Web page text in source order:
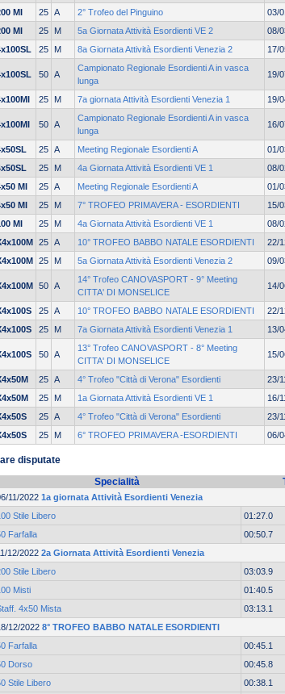
MI 25 A 2° Trofeo del Pinguino 03/
MI
25 M 5a Giornata Attività Esordienti VE 2 08/
25 M 8a Giornata Attività Esordienti Venezia 2 17/
50 A
Campionato Regionale Esordienti A in vasca
lunga
19/
25 M 7a giornata Attività Esordienti Venezia 1 19/
50 A
Campionato Regionale Esordienti A in vasca
lunga
16/
25 A Meeting Regionale Esordienti A 01/
25 M 4a Giornata Attività Esordienti VE 1 08/
MI
25 A Meeting Regionale Esordienti A 01/
MI
25 M 7° TROFEO PRIMAVERA - ESORDIENTI 15/
MI
25 M 4a Giornata Attività Esordienti VE 1 08/
25 A 10° TROFEO BABBO NATALE ESORDIENTI 22/
25 M 5a Giornata Attività Esordienti Venezia 2 09/
50 A
14° Trofeo CANOVASPORT - 9° Meeting
CITTA' DI MONSELICE
14/
25 A 10° TROFEO BABBO NATALE ESORDIENTI 22/
25 M 7a Giornata Attività Esordienti Venezia 1 13/
50 A
13° Trofeo CANOVASPORT - 8° Meeting
CITTA' DI MONSELICE
15/
25 A 4° Trofeo "Città di Verona" Esordienti 23/
25 M 1a Giornata Attività Esordienti VE 1 16/
25 A 4° Trofeo "Città di Verona" Esordienti 23/
25 M 6° TROFEO PRIMAVERA -ESORDIENTI 06/
disputate
Specialità
11/2022 1a giornata Attività Esordienti Venezia
Stile Libero
01:27.0
Farfalla
00:50.7
12/2022 2a Giornata Attività Esordienti Venezia
Stile Libero
03:03.9
Misti
01:40.5
4x50 Mista
03:13.1
12/2022 8° TROFEO BABBO NATALE ESORDIENTI
Farfalla
00:45.1
Dorso
00:45.8
Stile Libero
00:38.1